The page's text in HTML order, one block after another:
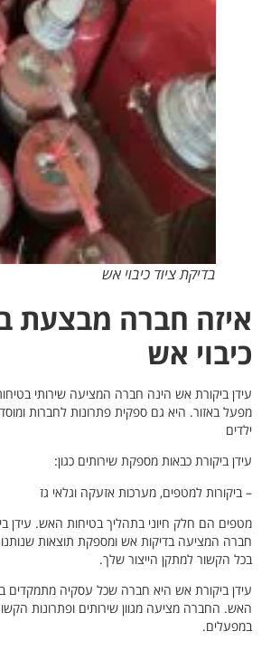
בדיקת ציוד כיבוי אש
איזה חברה מבצעת
כיבוי אש
עידן ביקורת אש הינה חברה המציעה שירותי
מפעל באזור. היא גם ספקית פתרונות לחברות
ילדים
עידן ביקורת כבאות מספקת שירותים כגון:
– ביקורות למטפים, מערכות אזעקה וגלאי גז
מטפים הם חלק חיוני בתהליך בטיחות האש. עידן
חברה המציעה בדיקות אש ומספקת תוצאות
בכל הקשור למתקן הייצור שלך.
עידן ביקורת אש היא חברה שכל עסקיה מתמקדים
האש. החברה מציעה מגוון שירותים ופתרונות
במפעלים.